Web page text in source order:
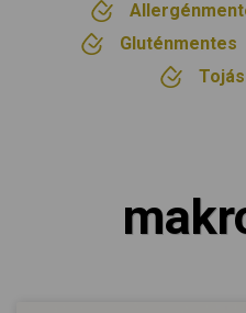
Gluténmentes